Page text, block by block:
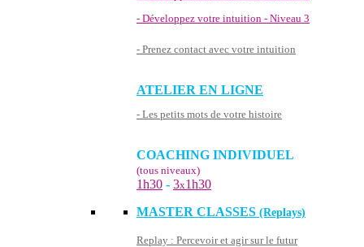
- Développez votre intuition - Niveau 3
- Prenez contact avec votre intuition
ATELIER EN LIGNE
- Les petits mots de votre histoire
COACHING INDIVIDUEL
(tous niveaux)
1h30 - 3x1h30
MASTER CLASSES (Replays)
Replay : Percevoir et agir sur le futur